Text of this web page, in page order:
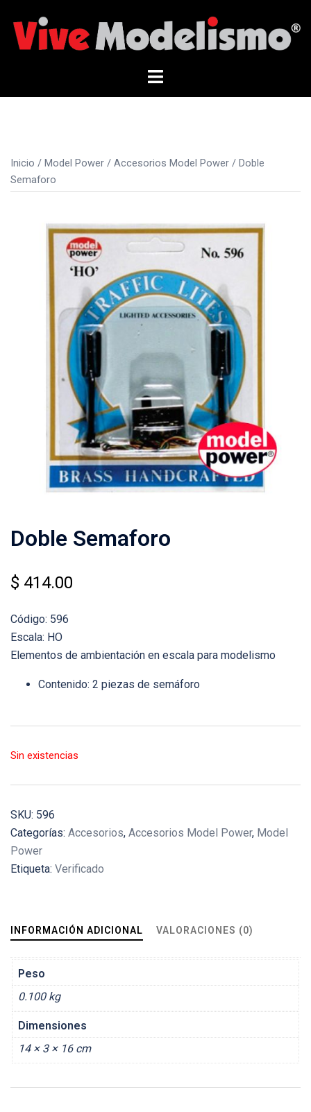
contenido
Alternar
Inicio / Model Power / Accesorios Model Power / Doble
Semaforo
Doble Semaforo
$ 414.00
Código: 596
Escala: HO
Elementos de ambientación en escala para modelismo
Contenido: 2 piezas de semáforo
Sin existencias
SKU: 596
Categorías: Accesorios, Accesorios Model Power, Model
Power
Etiqueta: Verificado
INFORMACIÓN ADICIONAL VALORACIONES (0)
Peso
0.100 kg
Dimensiones
14 × 3 × 16 cm